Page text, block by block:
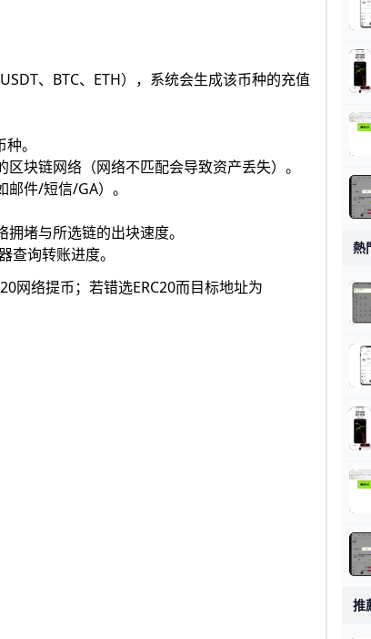
、BTC、ETH），系统会生成该币种的充值
。
块链网络（网络不匹配会导致资产丢失）。
件/短信/GA）。
堵与所选链的出块速度。
查询转账进度。
网络提币；若错选ERC20而目标地址为
熱
推